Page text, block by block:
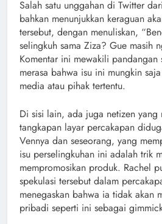
Salah satu unggahan di Twitter
bahkan menunjukkan keraguan
tersebut, dengan menuliskan,
selingkuh sama Ziza? Gue masih
Komentar ini mewakili pandangan
merasa bahwa isu ini mungkin
media atau pihak tertentu.
Di sisi lain, ada juga netizen yang
tangkapan layar percakapan
Vennya dan seseorang, yang
isu perselingkuhan ini adalah trik
mempromosikan produk. Rachel
spekulasi tersebut dalam
menegaskan bahwa ia tidak akan
pribadi seperti ini sebagai